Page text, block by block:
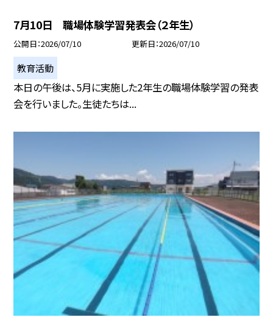
7月10日 職場体験学習発表会（２年生）
公開日 2026/07/10 更新日 2026/07/10
教育活動
本日の午後は、5月に実施した2年生の職場体験学習の発表
会を行いました。生徒たちは...